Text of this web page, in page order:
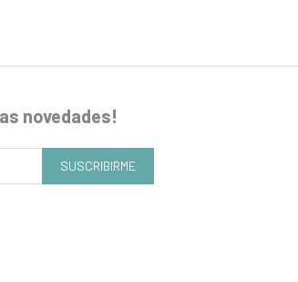
novedades!
SUSCRIBIRME